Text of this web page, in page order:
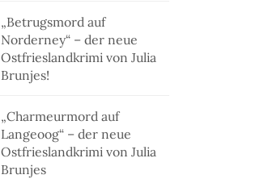
„Betrugsmord auf
Norderney“ – der neue
Ostfrieslandkrimi von Julia
Brunjes!
„Charmeurmord auf
Langeoog“ – der neue
Ostfrieslandkrimi von Julia
Brunjes